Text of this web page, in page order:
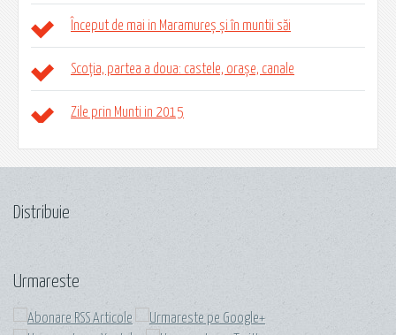
Început de mai in Maramureș și în muntii săi
Scoția, partea a doua: castele, orașe, canale
Zile prin Munti in 2015
Distribuie
Urmareste